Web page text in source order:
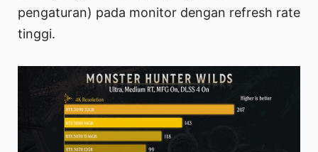
pengaturan) pada monitor dengan refresh rate
tinggi.